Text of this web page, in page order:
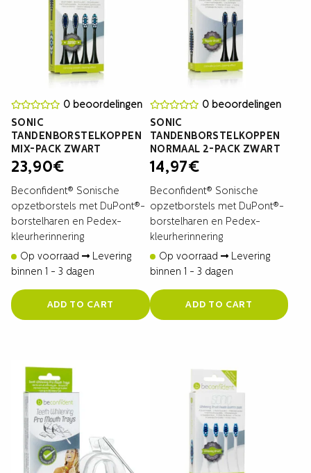
0 beoordelingen
SONIC
TANDENBORSTELKOPPEN
MIX-PACK ZWART
23,90€
Beconfident® Sonische
opzetborstels met DuPont®-
borstelharen en Pedex-
kleurherinnering
Op voorraad
Levering
binnen 1 - 3 dagen
ADD TO CART
0 beoordelingen
SONIC
TANDENBORSTELKOPPEN
NORMAAL 2-PACK ZWART
14,97€
Beconfident® Sonische
opzetborstels met DuPont®-
borstelharen en Pedex-
kleurherinnering
Op voorraad
Levering
binnen 1 - 3 dagen
ADD TO CART